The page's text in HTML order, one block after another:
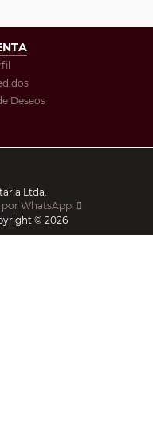
Deseos
Ltda.
WhatsApp:
© 2026